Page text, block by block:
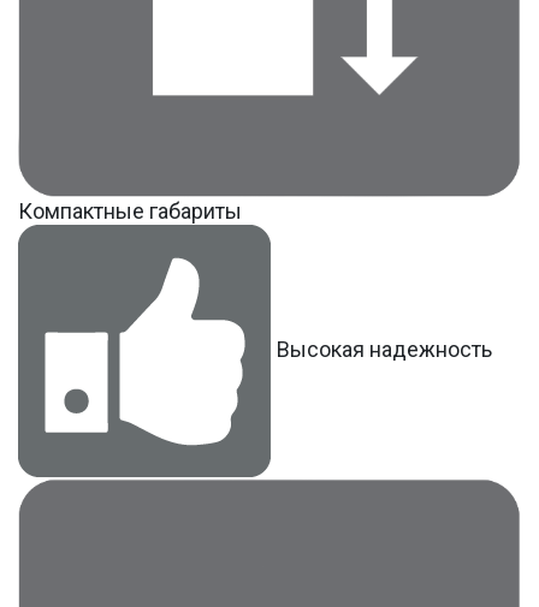
Компактные габариты
Высокая надежность